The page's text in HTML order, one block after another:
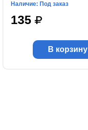
Наличие: Под заказ
135
В корзину